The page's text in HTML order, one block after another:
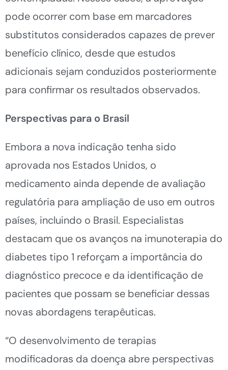
pode ocorrer com base em marcadores
substitutos considerados capazes de prever
benefício clínico, desde que estudos
adicionais sejam conduzidos posteriormente
para confirmar os resultados observados.
Perspectivas para o Brasil
Embora a nova indicação tenha sido
aprovada nos Estados Unidos, o
medicamento ainda depende de avaliação
regulatória para ampliação de uso em outros
países, incluindo o Brasil. Especialistas
destacam que os avanços na imunoterapia do
diabetes tipo 1 reforçam a importância do
diagnóstico precoce e da identificação de
pacientes que possam se beneficiar dessas
novas abordagens terapêuticas.
“O desenvolvimento de terapias
modificadoras da doença abre perspectivas